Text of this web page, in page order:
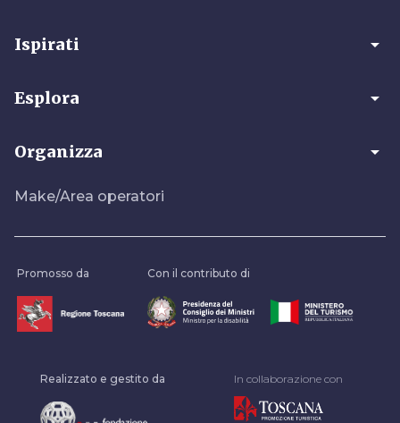
Ispirati arrow_drop_down
Esplora arrow_drop_down
Organizza arrow_drop_down
Make/Area operatori
Promosso da Con il contributo di
Realizzato e gestito da In collaborazione con